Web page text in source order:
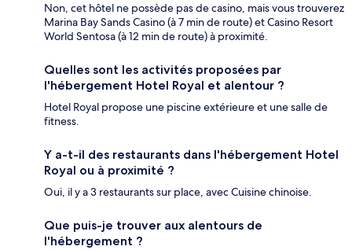
Non, cet hôtel ne possède pas de casino, mais vous trouverez
Marina Bay Sands Casino (à 7 min de route) et Casino Resort
World Sentosa (à 12 min de route) à proximité.
Quelles sont les activités proposées par
l'hébergement Hotel Royal et alentour ?
Hotel Royal propose une piscine extérieure et une salle de
fitness.
Y a-t-il des restaurants dans l'hébergement Hotel
Royal ou à proximité ?
Oui, il y a 3 restaurants sur place, avec Cuisine chinoise.
Que puis-je trouver aux alentours de
l'hébergement ?